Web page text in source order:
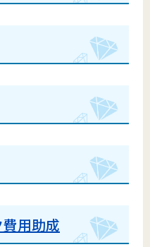
用助成